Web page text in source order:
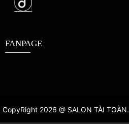
FANPAGE
CopyRight 2026 @ SALON TÀI TOÀN.